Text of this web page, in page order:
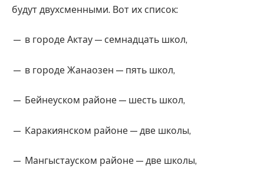
будут двухсменными. Вот их список:
— в городе Актау — семнадцать школ,
— в городе Жанаозен — пять школ,
— Бейнеуском районе — шесть школ,
— Каракиянском районе — две школы,
— Мангыстауском районе — две школы,